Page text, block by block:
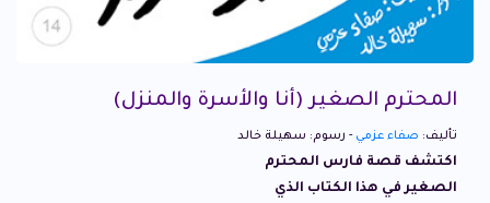
المحترم الصغير (أنا والأسرة والمنزل)
تأليف: صفاء عزمي - رسوم: سهيلة خالد
اكتشف قصة فارس المحترم
الصغير في هذا الكتاب الذي